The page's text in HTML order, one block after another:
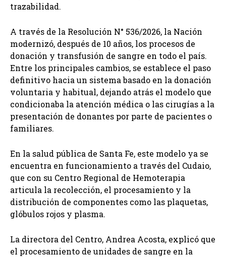
trazabilidad.
A través de la Resolución N° 536/2026, la Nación
modernizó, después de 10 años, los procesos de
donación y transfusión de sangre en todo el país.
Entre los principales cambios, se establece el paso
definitivo hacia un sistema basado en la donación
voluntaria y habitual, dejando atrás el modelo que
condicionaba la atención médica o las cirugías a la
presentación de donantes por parte de pacientes o
familiares.
En la salud pública de Santa Fe, este modelo ya se
encuentra en funcionamiento a través del Cudaio,
que con su Centro Regional de Hemoterapia
articula la recolección, el procesamiento y la
distribución de componentes como las plaquetas,
glóbulos rojos y plasma.
La directora del Centro, Andrea Acosta, explicó que
el procesamiento de unidades de sangre en la